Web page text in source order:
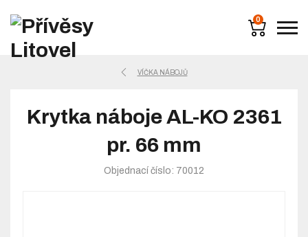
0
VÍČKA NÁBOJŮ
Krytka náboje AL-KO 2361
pr. 66 mm
Objednací číslo: 70012